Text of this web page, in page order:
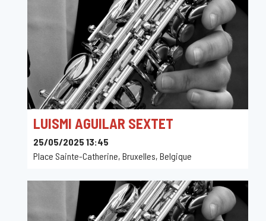
LUISMI AGUILAR SEXTET
25/05/2025 13:45
Place Sainte-Catherine, Bruxelles, Belgique